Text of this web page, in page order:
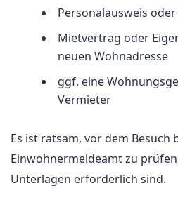
Personalausweis oder
Mietvertrag oder
neuen Wohnadresse
ggf. eine
Vermieter
Es ist ratsam, vor dem Besuch
Einwohnermeldeamt zu
Unterlagen erforderlich sind.